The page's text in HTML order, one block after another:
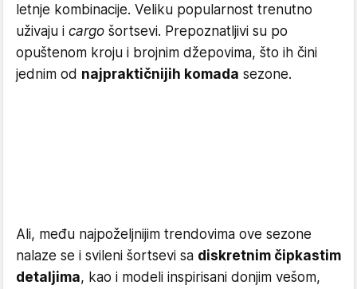
letnje kombinacije. Veliku popularnost trenutno
uživaju i cargo šortsevi. Prepoznatljivi su po
opuštenom kroju i brojnim džepovima, što ih čini
jednim od najpraktičnijih komada sezone.
Ali, među najpoželjnijim trendovima ove sezone
nalaze se i svileni šortsevi sa diskretnim čipkastim
detaljima, kao i modeli inspirisani donjim vešom,